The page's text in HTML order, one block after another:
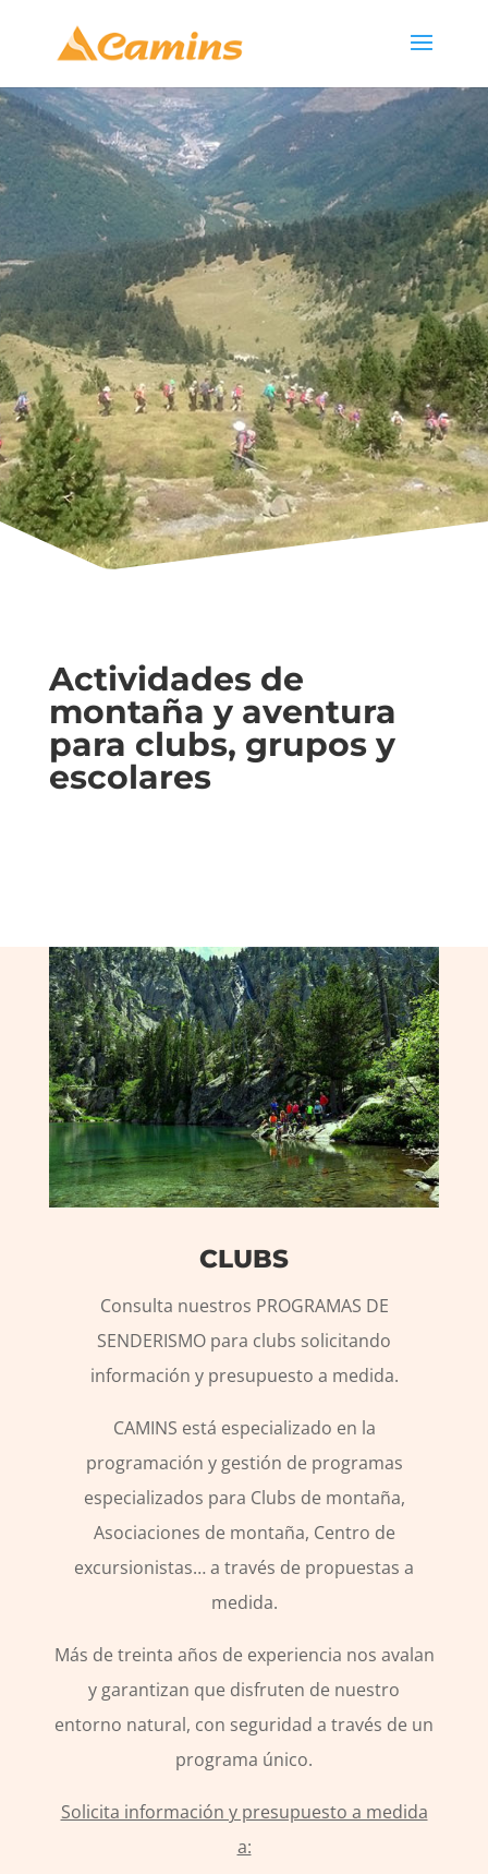
Actividades de
montaña y aventura
para clubs, grupos y
escolares
CLUBS
Consulta nuestros PROGRAMAS DE
SENDERISMO para clubs solicitando
información y presupuesto a medida.
CAMINS está especializado en la
programación y gestión de programas
especializados para Clubs de montaña,
Asociaciones de montaña, Centro de
excursionistas… a través de propuestas a
medida.
Más de treinta años de experiencia nos avalan
y garantizan que disfruten de nuestro
entorno natural, con seguridad a través de un
programa único.
Solicita información y presupuesto a medida
a: